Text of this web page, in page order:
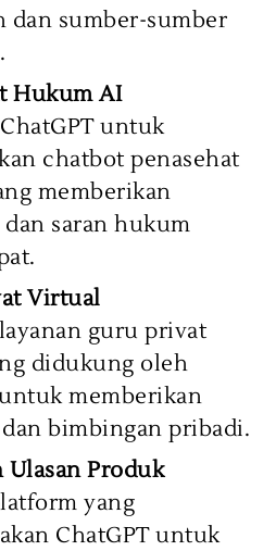
dan sumber-sumber
Hukum AI
untuk
chatbot penasehat
memberikan
saran hukum
Virtual
guru privat
didukung oleh
memberikan
bimbingan pribadi.
Produk
yang
ChatGPT untuk